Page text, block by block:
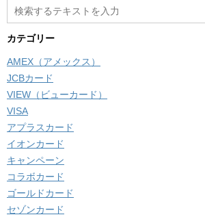
カテゴリー
AMEX（アメックス）
JCBカード
VIEW（ビューカード）
VISA
アプラスカード
イオンカード
キャンペーン
コラボカード
ゴールドカード
セゾンカード